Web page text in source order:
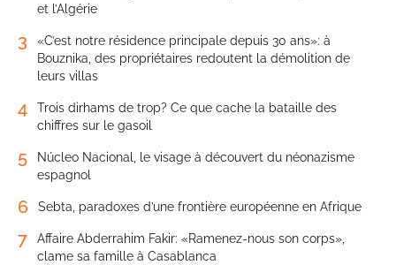
et l’Algérie
3
«C’est notre résidence principale depuis 30 ans»: à
Bouznika, des propriétaires redoutent la démolition de
leurs villas
4
Trois dirhams de trop? Ce que cache la bataille des
chiffres sur le gasoil
5
Núcleo Nacional, le visage à découvert du néonazisme
espagnol
6 Sebta, paradoxes d’une frontière européenne en Afrique
7
Affaire Abderrahim Fakir: «Ramenez-nous son corps»,
clame sa famille à Casablanca